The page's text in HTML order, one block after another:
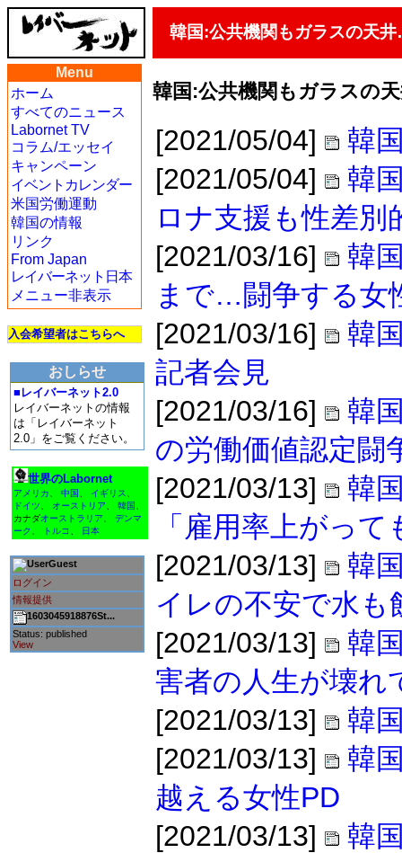
韓国:公共機関もガラスの天
Menu
ホーム
すべてのニュース
Labornet TV
コラム/エッセイ
キャンペーン
イベントカレンダー
米国労働運動
韓国の情報
リンク
From Japan
レイバーネット日本
メニュー非表示
入会希望者はこちらへ
おしらせ
■レイバーネット2.0
レイバーネットの情報
は「レイバーネット
2.0」をご覧ください。
世界のLabornet
アメリカ 中国 イギリス
ドイツ
オーストリア 韓国
カナダオーストラリア
デンマ
ーク
トルコ 日本
Guest
ログイン
情報提供
1603045918876St...
Status: published
View
韓国:公共機関もガラスの
[2021/05/04]
韓
[2021/05/04]
韓
ロナ支援も性差別
[2021/03/16]
韓
まで…闘争する女
[2021/03/16]
韓
記者会見
[2021/03/16]
韓
の労働価値認定闘
[2021/03/13]
韓
「雇用率上がっ
[2021/03/13]
韓
イレの不安で水も
[2021/03/13]
韓
害者の人生が壊れ
[2021/03/13]
韓
[2021/03/13]
韓
越える女性PD
[2021/03/13]
韓